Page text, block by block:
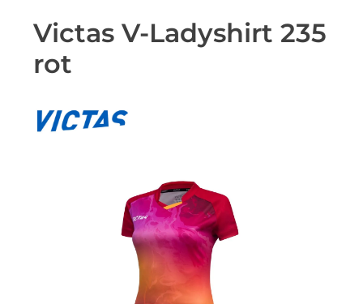
Victas V-Ladyshirt 235
rot
Bildergalerie überspringen